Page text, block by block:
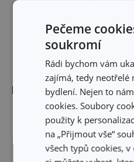
Rozměry
OBJEM (L)
VÝŠKA PRODUKTU (CM)
Pečeme
soukromí
Rádi bychom vám
zajímá, tedy neotřelé
bydlení. Nejen to
cookies. Soubory
použity k
na „Přijmout vše“
všech typů cookies, v